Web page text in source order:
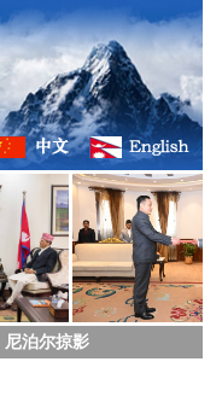
尼泊尔掠影